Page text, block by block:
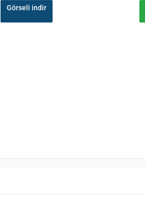
Görseli indir